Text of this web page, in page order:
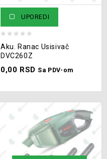
UPOREDI
out
of
5
Aku. Ranac Usisivač
DVC260Z
0,00 RSD Sa PDV-om